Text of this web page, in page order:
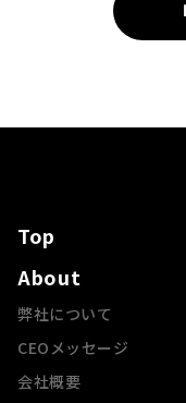
Top
About
弊社について
CEOメッセージ
会社概要